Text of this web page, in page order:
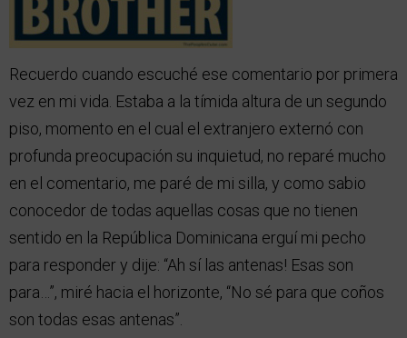
Recuerdo cuando escuché ese comentario por primera
vez en mi vida. Estaba a la tímida altura de un segundo
piso, momento en el cual el extranjero externó con
profunda preocupación su inquietud, no reparé mucho
en el comentario, me paré de mi silla, y como sabio
conocedor de todas aquellas cosas que no tienen
sentido en la República Dominicana erguí mi pecho
para responder y dije: “Ah sí las antenas! Esas son
para…”, miré hacia el horizonte, “No sé para que coños
son todas esas antenas”.